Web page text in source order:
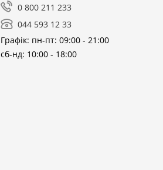
0 800 211 233
044 593 12 33
Графік: пн-пт: 09:00 - 21:00
сб-нд: 10:00 - 18:00